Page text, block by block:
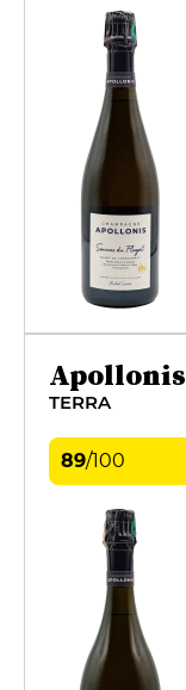
Apollonis
TERRA
89/100